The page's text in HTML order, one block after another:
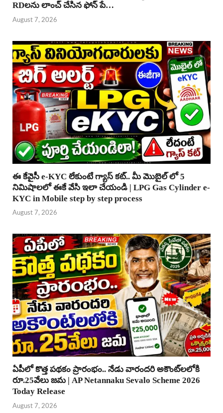
RDలను లాంచ్ చేసిన ఫోన్ పే…
August 7, 2026
ఈ కేవైసీ e-KYC లేకుంటే గ్యాస్ కట్.. మీ మొబైల్ లో 5
నిమిషాలలో ఈకే వేసి ఇలా చేయండి | LPG Gas Cylinder e-
KYC in Mobile step by step process
August 7, 2026
ఏపీలో కొత్త పథకం ప్రారంభం.. నేడు వారందరి అకౌంట్‌లలోకి
రూ.25వేలు జమ | AP Netannaku Sevalo Scheme 2026
Today Release
August 7, 2026